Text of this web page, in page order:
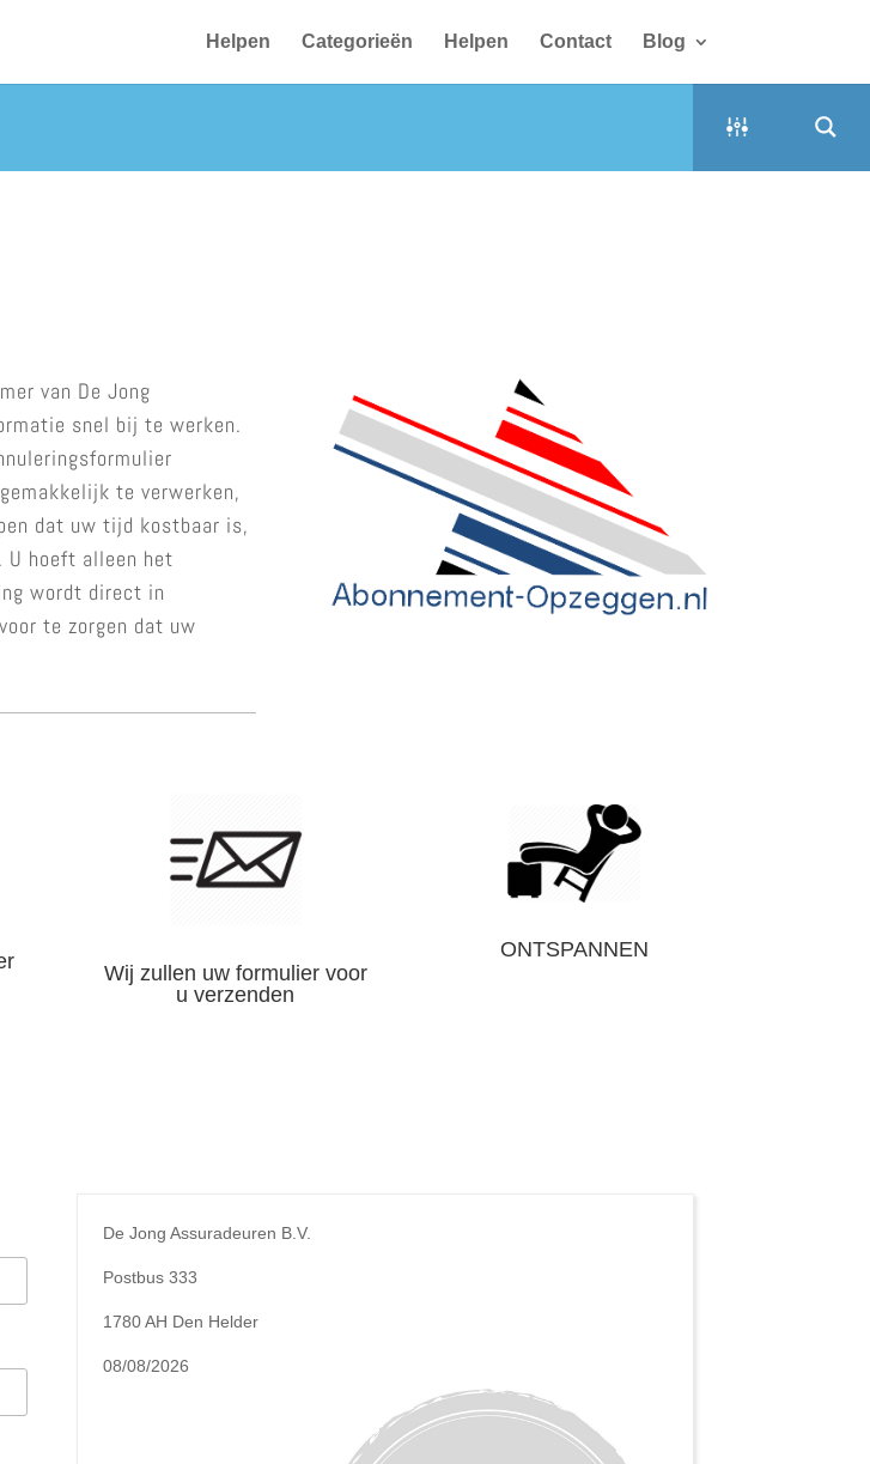
Helpen Categorieën Helpen Contact Blog
van De Jong
snel bij te werken.
te verwerken,
dat uw tijd kostbaar is,
U hoeft alleen het
wordt direct in
te zorgen dat uw
Wij zullen uw formulier voor
u verzenden
ONTSPANNEN
De Jong Assuradeuren B.V.
Postbus 333
1780 AH Den Helder
08/08/2026